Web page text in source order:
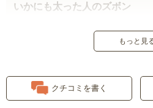
いかにも太った人のズボン
大きいです
もっと見
クチコミを書く